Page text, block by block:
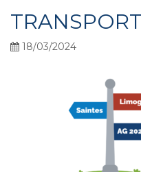
18/03/2024